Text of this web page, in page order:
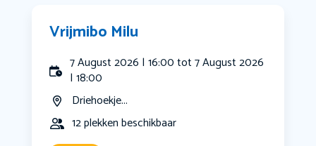
Vrijmibo Milu
7 August 2026 | 16:00 tot 7 August 2026
| 18:00
Driehoekje...
12 plekken beschikbaar